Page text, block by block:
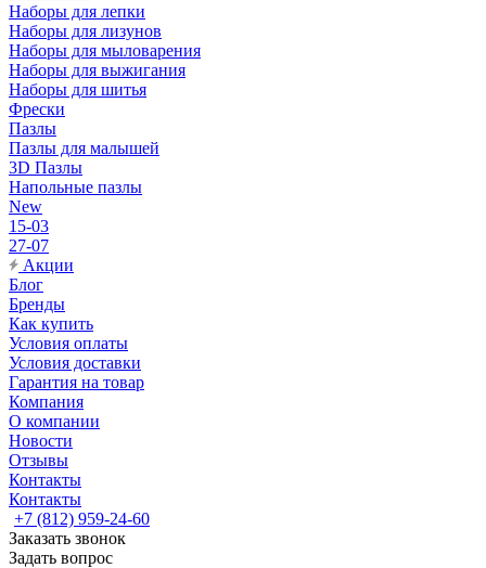
Наборы для лепки
Наборы для лизунов
Наборы для мыловарения
Наборы для выжигания
Наборы для шитья
Фрески
Пазлы
Пазлы для малышей
3D Пазлы
Напольные пазлы
New
15-03
27-07
Акции
Блог
Бренды
Как купить
Условия оплаты
Условия доставки
Гарантия на товар
Компания
О компании
Новости
Отзывы
Контакты
Контакты
+7 (812) 959-24-60
Заказать звонок
Задать вопрос